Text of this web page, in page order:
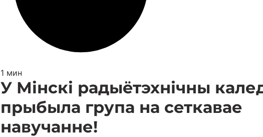
1 мин
У Мінскі радыётэхнічны
прыбыла група на сеткавае
навучанне!